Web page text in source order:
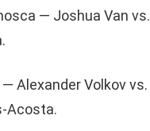
— Joshua Van vs.
Alexander Volkov vs.
Acosta.